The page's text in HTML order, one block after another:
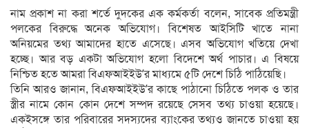
নাম প্রকাশ না করা শর্তে দুদকের এক কর্মকর্তা বলেন, সাবেক প্রতিমন্ত্রী
পলকের বিরুদ্ধে অনেক অভিযোগ। বিশেষত আইসিটি খাতে নানা
অনিয়মের তথ্য আমাদের হাতে এসেছে। এসব অভিযোগ খতিয়ে দেখা
হচ্ছে। আর বড় একটা অভিযোগ হলো বিদেশে অর্থ পাচার। এ বিষয়ে
নিশ্চিত হতে আমরা বিএফআইইউ’র মাধ্যমে ৫টি দেশে চিঠি পাঠিয়েছি।
তিনি আরও জানান, বিএফআইইউ’র কাছে পাঠানো চিঠিতে পলক ও তার
স্ত্রীর নামে কোন কোন দেশে সম্পদ রয়েছে সেসব তথ্য চাওয়া হয়েছে।
একইসঙ্গে তার পরিবারের সদস্যদের ব্যাংকের তথ্যও জানতে চাওয়া হয়